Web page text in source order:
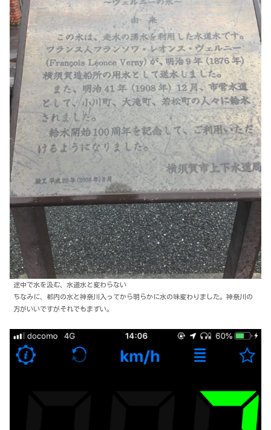
途中で水を汲む、水道水と変わらない
ちなみに、都内の水と神奈川入ってから明らかに水の味変わりました。神奈川の
方がいいですがそれでもまずい。